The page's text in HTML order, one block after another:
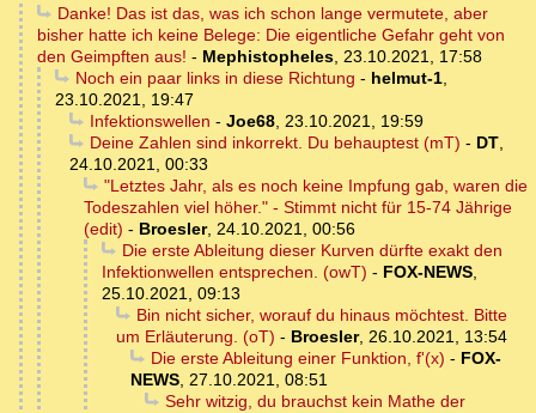
Danke! Das ist das, was ich schon lange vermutete, aber
bisher hatte ich keine Belege: Die eigentliche Gefahr geht von
den Geimpften aus! - Mephistopheles, 23.10.2021, 17:58
Noch ein paar links in diese Richtung - helmut-1,
23.10.2021, 19:47
Infektionswellen - Joe68, 23.10.2021, 19:59
Deine Zahlen sind inkorrekt. Du behauptest (mT) - DT,
24.10.2021, 00:33
"Letztes Jahr, als es noch keine Impfung gab, waren die
Todeszahlen viel höher." - Stimmt nicht für 15-74 Jährige
(edit) - Broesler, 24.10.2021, 00:56
Die erste Ableitung dieser Kurven dürfte exakt den
Infektionwellen entsprechen. (owT) - FOX-NEWS,
25.10.2021, 09:13
Bin nicht sicher, worauf du hinaus möchtest. Bitte
um Erläuterung. (oT) - Broesler, 26.10.2021, 13:54
Die erste Ableitung einer Funktion, f'(x) - FOX-
NEWS, 27.10.2021, 08:51
Sehr witzig, du brauchst kein Mathe der